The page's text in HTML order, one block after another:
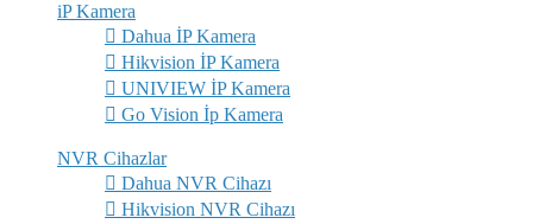
iP Kamera
Dahua İP Kamera
Hikvision İP Kamera
UNIVIEW İP Kamera
Go Vision İp Kamera
NVR Cihazlar
Dahua NVR Cihazı
Hikvision NVR Cihazı